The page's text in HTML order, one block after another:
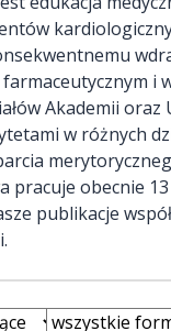
i
Akademii
w różnych
pracuje obecnie
publikacje